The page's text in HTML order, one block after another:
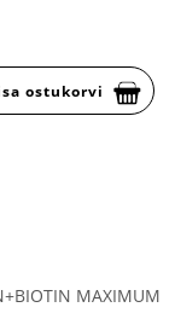
ostukorvi
MAXIMUM